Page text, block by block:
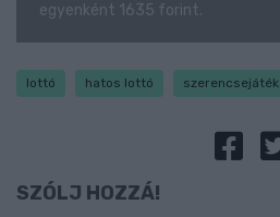
egyenként 1635 forint.
lottó hatos lottó szerencsejáték
SZÓLJ HOZZÁ!